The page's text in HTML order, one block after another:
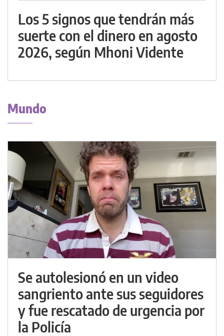
Los 5 signos que tendrán más
suerte con el dinero en agosto
2026, según Mhoni Vidente
Mundo
Se autolesionó en un video
sangriento ante sus seguidores
y fue rescatado de urgencia por
la Policía